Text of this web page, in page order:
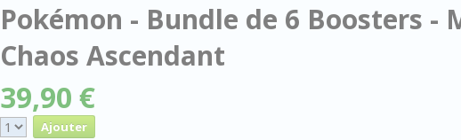
Pokémon - Bundle de 6 Boosters -
Chaos Ascendant
39,90 €